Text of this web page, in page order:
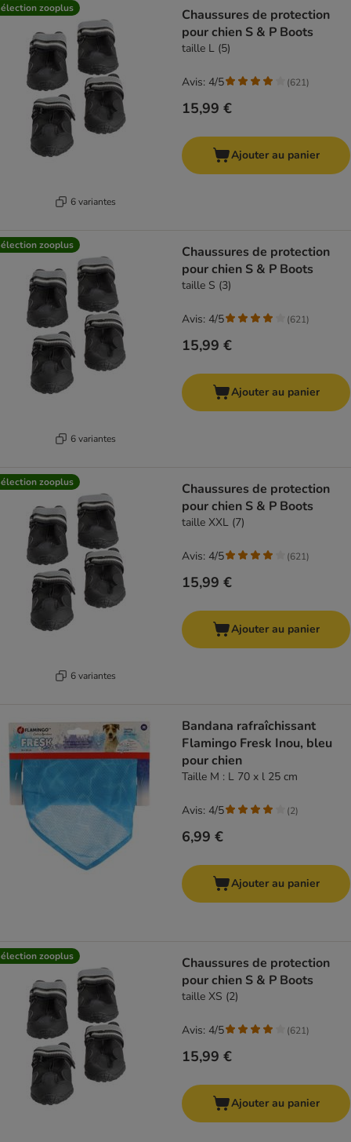
zooplus
6 variantes
Chaussures de protection
pour chien S & P Boots
taille L (5)
15,99 €
Avis: 4/5 (621)
Ajouter au panier
zooplus
6 variantes
Chaussures de protection
pour chien S & P Boots
taille S (3)
15,99 €
Avis: 4/5 (621)
Ajouter au panier
zooplus
6 variantes
Chaussures de protection
pour chien S & P Boots
taille XXL (7)
15,99 €
Avis: 4/5 (621)
Ajouter au panier
Bandana rafraîchissant
Flamingo Fresk Inou, bleu
pour chien
Taille M : L 70 x l 25 cm
6,99 €
Avis: 4/5 (2)
Ajouter au panier
zooplus
Chaussures de protection
pour chien S & P Boots
taille XS (2)
15,99 €
Avis: 4/5 (621)
Ajouter au panier